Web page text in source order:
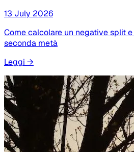
13 July 2026
Come calcolare un negative split
seconda metà
Leggi →